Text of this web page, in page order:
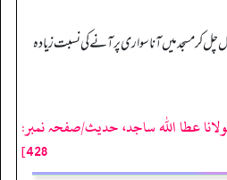
کر مسجد میں آنا سواری پر آنے کی نسبت زیادہ
عطا الله ساجد، حدیث/صفحہ نمبر:
428]